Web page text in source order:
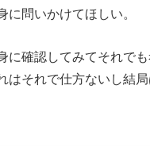
に問いかけてほしい。
に確認してみてそれで
はそれで仕方ないし結